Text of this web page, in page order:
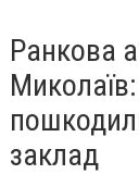
Ранкова
заклад